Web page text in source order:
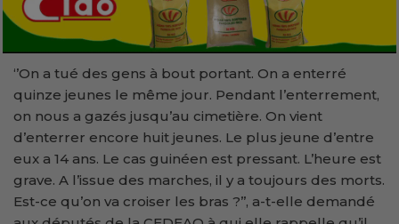
‘’On a tué des gens à bout portant. On a enterré
quinze jeunes le même jour. Pendant l’enterrement,
on nous a gazés jusqu’au cimetière. On vient
d’enterrer encore huit jeunes. Le plus jeune d’entre
eux a 14 ans. Le cas guinéen est pressant. L’heure est
grave. A l’issue des marches, il y a toujours des morts.
Est-ce qu’on va croiser les bras ?’’, a-t-elle demandé